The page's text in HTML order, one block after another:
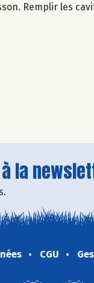
Remplir les
la
CGU